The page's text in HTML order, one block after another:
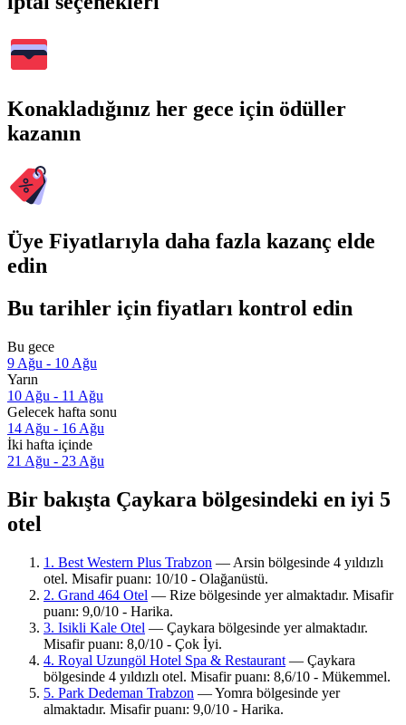
Konakladığınız her gece için ödüller
kazanın
Üye Fiyatlarıyla daha fazla kazanç elde
edin
Bu tarihler için fiyatları kontrol edin
Bu gece
9 Ağu - 10 Ağu
Yarın
10 Ağu - 11 Ağu
Gelecek hafta sonu
14 Ağu - 16 Ağu
İki hafta içinde
21 Ağu - 23 Ağu
Bir bakışta Çaykara bölgesindeki en iyi 5
otel
1. Best Western Plus Trabzon — Arsin bölgesinde 4 yıldızlı
otel. Misafir puanı: 10/10 - Olağanüstü.
2. Grand 464 Otel — Rize bölgesinde yer almaktadır. Misafir
puanı: 9,0/10 - Harika.
3. Isikli Kale Otel — Çaykara bölgesinde yer almaktadır.
Misafir puanı: 8,0/10 - Çok İyi.
4. Royal Uzungöl Hotel Spa & Restaurant — Çaykara
bölgesinde 4 yıldızlı otel. Misafir puanı: 8,6/10 - Mükemmel.
5. Park Dedeman Trabzon — Yomra bölgesinde yer
almaktadır. Misafir puanı: 9,0/10 - Harika.